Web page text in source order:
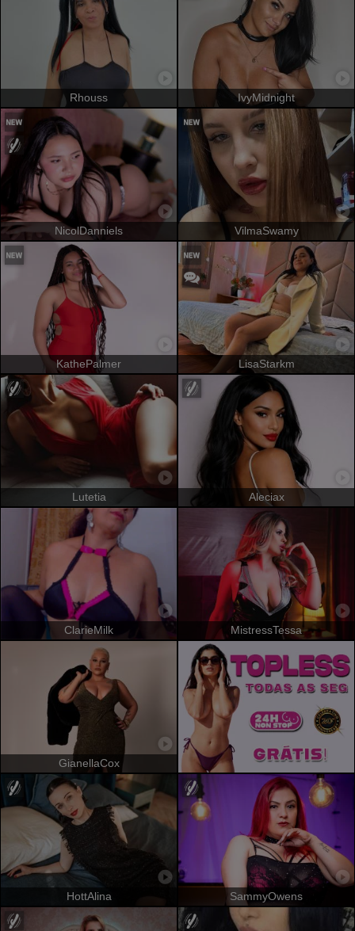
Rhouss IvyMidnight
NicolDanniels VilmaSwamy
KathePalmer LisaStarkm
Lutetia Aleciax
ClarieMilk MistressTessa
GianellaCox
HottAlina SammyOwens